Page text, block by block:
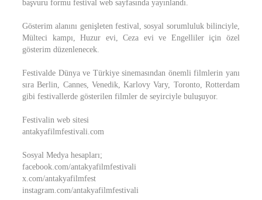
başvuru formu festival web sayfasında yayınlandı.
Gösterim alanını genişleten festival, sosyal sorumluluk bilinciyle,
Mülteci kampı, Huzur evi, Ceza evi ve Engelliler için özel
gösterim düzenlenecek.
Festivalde Dünya ve Türkiye sinemasından önemli filmlerin yanı
sıra Berlin, Cannes, Venedik, Karlovy Vary, Toronto, Rotterdam
gibi festivallerde gösterilen filmler de seyirciyle buluşuyor.
Festivalin web sitesi
antakyafilmfestivali.com
Sosyal Medya hesapları;
facebook.com/antakyafilmfestivali
x.com/antakyafilmfest
instagram.com/antakyafilmfestivali